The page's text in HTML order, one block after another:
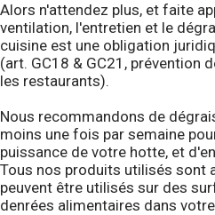
Alors n'attendez plus, et faite
ventilation, l'entretien et le
cuisine est une obligation
(art. GC18 & GC21, prévention
les restaurants).
Nous recommandons de
moins une fois par semaine
puissance de votre hotte, et
Tous nos produits utilisés sont
peuvent être utilisés sur des
denrées alimentaires dans